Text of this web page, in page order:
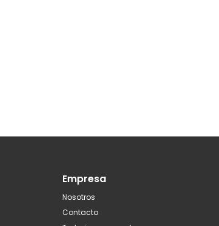
Empresa
Nosotros
Contacto